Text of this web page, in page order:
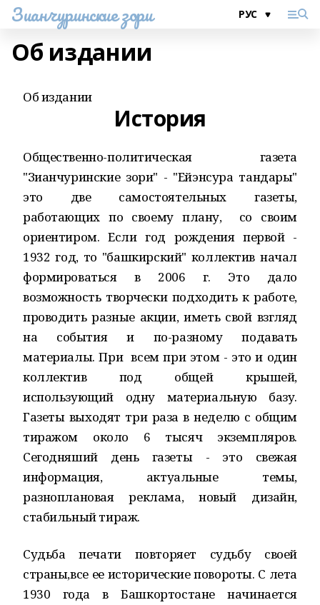
Зианчуринские зори
Об издании
Об издании
История
Общественно-политическая газета
"Зианчуринские зори" - "Ейэнсура тандары"
это две самостоятельных газеты,
работающих по своему плану, со своим
ориентиром. Если год рождения первой -
1932 год, то "башкирский" коллектив начал
формироваться в 2006 г. Это дало
возможность творчески подходить к работе,
проводить разные акции, иметь свой взгляд
на события и по-разному подавать
материалы. При всем при этом - это и один
коллектив под общей крышей,
использующий одну материальную базу.
Газеты выходят три раза в неделю с общим
тиражом около 6 тысяч экземпляров.
Сегодняший день газеты - это свежая
информация, актуальные темы,
разноплановая реклама, новый дизайн,
стабильный тираж.
Судьба печати повторяет судьбу своей
страны,все ее исторические повороты. С лета
1930 года в Башкортостане начинается